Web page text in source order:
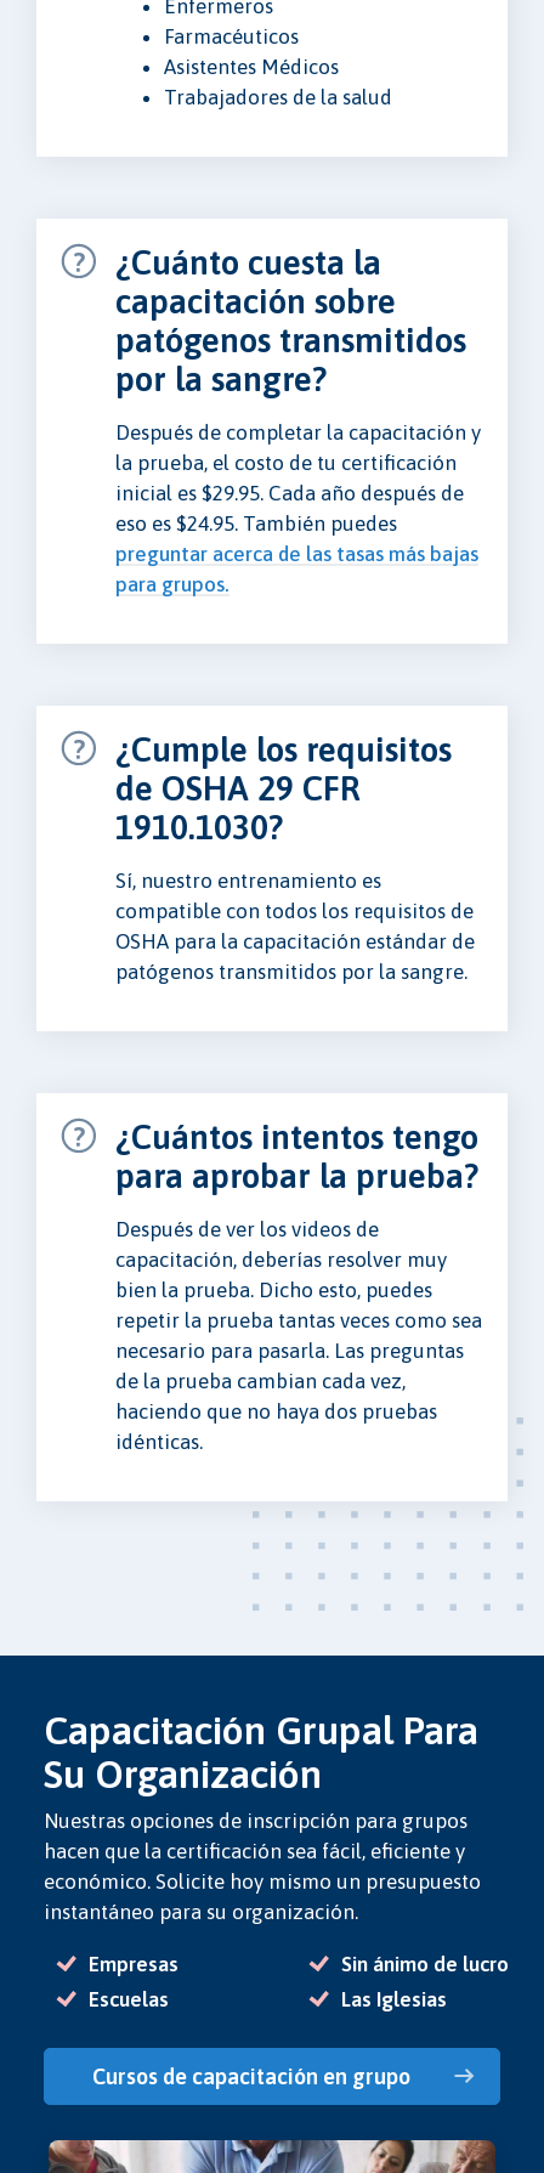
Enfermeros
Farmacéuticos
Asistentes Médicos
Trabajadores de la salud
¿Cuánto cuesta la
capacitación sobre
patógenos transmitidos
por la sangre?
Después de completar la capacitación y
la prueba, el costo de tu certificación
inicial es $29.95. Cada año después de
eso es $24.95. También puedes
preguntar acerca de las tasas más bajas
para grupos.
¿Cumple los requisitos
de OSHA 29 CFR
1910.1030?
Sí, nuestro entrenamiento es
compatible con todos los requisitos de
OSHA para la capacitación estándar de
patógenos transmitidos por la sangre.
¿Cuántos intentos tengo
para aprobar la prueba?
Después de ver los videos de
capacitación, deberías resolver muy
bien la prueba. Dicho esto, puedes
repetir la prueba tantas veces como sea
necesario para pasarla. Las preguntas
de la prueba cambian cada vez,
haciendo que no haya dos pruebas
idénticas.
Capacitación Grupal Para
Su Organización
Nuestras opciones de inscripción para grupos
hacen que la certificación sea fácil, eficiente y
económico. Solicite hoy mismo un presupuesto
instantáneo para su organización.
Empresas
Escuelas
Sin ánimo de lucro
Las Iglesias
Cursos de capacitación en grupo